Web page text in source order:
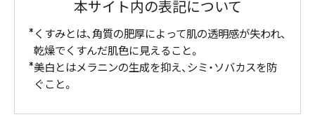
本サイト内の表記について
くすみとは、角質の肥厚によって肌の透明感が失われ、
乾燥でくすんだ肌色に見えること。
美白とはメラニンの生成を抑え、シミ・ソバカスを防
ぐこと。